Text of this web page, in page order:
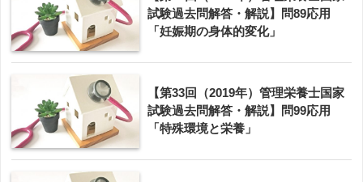
試験過去問解答・解説】問89応用
「妊娠期の身体的変化」
【第33回（2019年）管理栄養士国家
試験過去問解答・解説】問99応用
「特殊環境と栄養」